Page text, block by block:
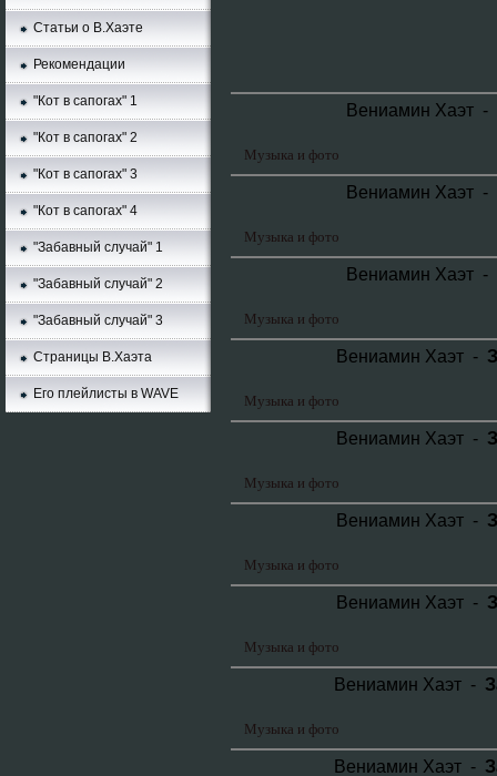
Статьи о В.Хаэте
Рекомендации
"Кот в сапогах" 1
"Кот в сапогах" 2
"Кот в сапогах" 3
"Кот в сапогах" 4
"Забавный случай" 1
"Забавный случай" 2
"Забавный случай" 3
Страницы В.Хаэта
Его плейлисты в WAVE
Вениамин Хаэт -
Музыка и фото
Вениамин Хаэт -
Музыка и фото
Вениамин Хаэт -
Музыка и фото
Вениамин Хаэт -
Музыка и фото
Вениамин Хаэт -
Музыка и фото
Вениамин Хаэт -
Музыка и фото
Вениамин Хаэт -
Музыка и фото
Вениамин Хаэт -
Музыка и фото
Вениамин Хаэт -